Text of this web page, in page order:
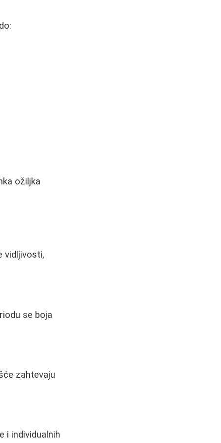
ožiljka
vidljivosti,
se boja
zahtevaju
i individualnih